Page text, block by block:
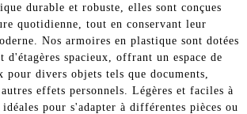
durable et robuste, elles sont conçues
quotidienne, tout en conservant leur
Nos armoires en plastique sont dotées
d'étagères spacieux, offrant un espace de
pour divers objets tels que documents,
effets personnels. Légères et faciles à
pour s'adapter à différentes pièces ou